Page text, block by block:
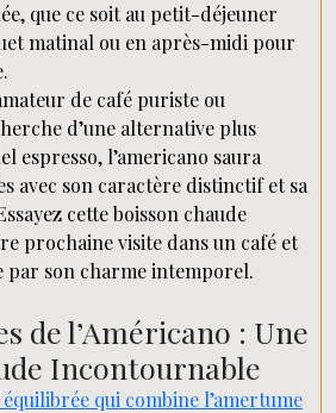
que ce soit au petit-déjeuner
matinal ou en après-midi pour
de café puriste ou
d’une alternative plus
espresso, l’americano saura
avec son caractère distinctif et sa
cette boisson chaude
prochaine visite dans un café et
par son charme intemporel.
de l’Américano : Une
Incontournable
qui combine l’amertume